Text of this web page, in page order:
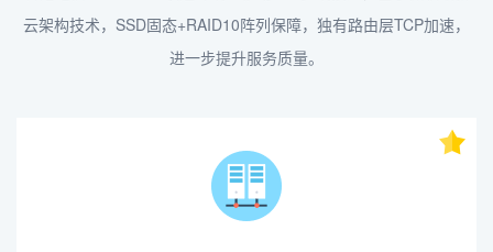
云架构技术，SSD固态+RAID10阵列保障，独有路由层TCP加速，
进一步提升服务质量。